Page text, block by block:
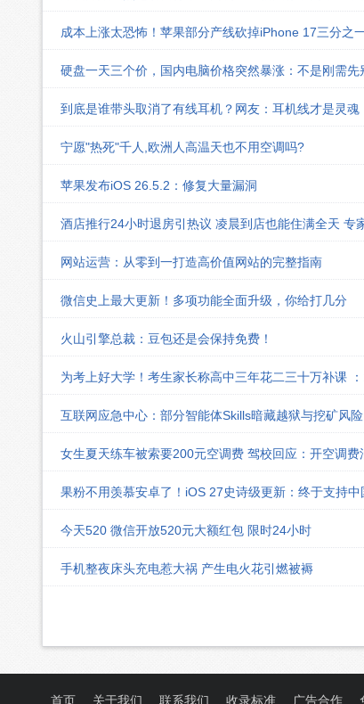
成本上涨太恐怖！苹果部分产线砍掉iPhone 17三分之
硬盘一天三个价，国内电脑价格突然暴涨：不是刚需先
到底是谁带头取消了有线耳机？网友：耳机线才是灵魂
宁愿"热死"千人,欧洲人高温天也不用空调吗?
苹果发布iOS 26.5.2：修复大量漏洞
酒店推行24小时退房引热议 凌晨到店也能住满全天 专
网站运营：从零到一打造高价值网站的完整指南
微信史上最大更新！多项功能全面升级，你给打几分
火山引擎总裁：豆包还是会保持免费！
为考上好大学！考生家长称高中三年花二三十万补课
互联网应急中心：部分智能体Skills暗藏越狱与挖矿风险
女生夏天练车被索要200元空调费 驾校回应：开空调费
果粉不用羡慕安卓了！iOS 27史诗级更新：终于支持
今天520 微信开放520元大额红包 限时24小时
手机整夜床头充电惹大祸 产生电火花引燃被褥
首页 关于我们 联系我们 收录标准 广告合作